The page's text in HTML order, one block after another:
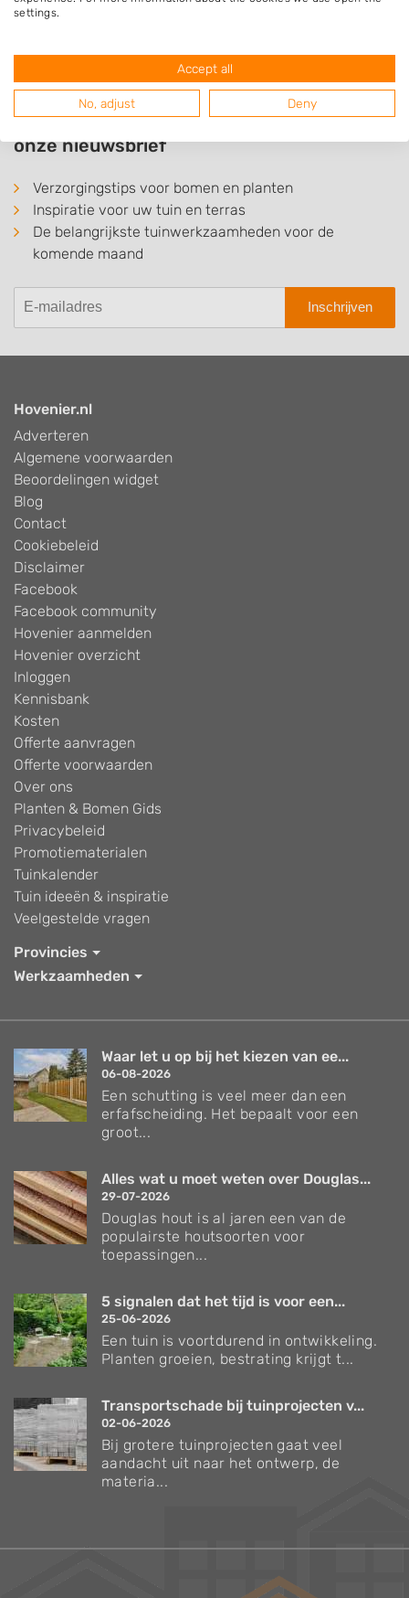
onze nieuwsbrief
Verzorgingstips voor bomen en planten
Inspiratie voor uw tuin en terras
De belangrijkste tuinwerkzaamheden voor de
komende maand
Inschrijven
Hovenier.nl
Adverteren
Algemene voorwaarden
Beoordelingen widget
Blog
Contact
Cookiebeleid
Disclaimer
Facebook
Facebook community
Hovenier aanmelden
Hovenier overzicht
Inloggen
Kennisbank
Kosten
Offerte aanvragen
Offerte voorwaarden
Over ons
Planten & Bomen Gids
Privacybeleid
Promotiematerialen
Tuinkalender
Tuin ideeën & inspiratie
Veelgestelde vragen
Provincies
Werkzaamheden
Waar let u op bij het kiezen van ee...
06-08-2026
Een schutting is veel meer dan een
erfafscheiding. Het bepaalt voor een
groot...
Alles wat u moet weten over Douglas...
29-07-2026
Douglas hout is al jaren een van de
populairste houtsoorten voor
toepassingen...
5 signalen dat het tijd is voor een...
25-06-2026
Een tuin is voortdurend in ontwikkeling.
Planten groeien, bestrating krijgt t...
Transportschade bij tuinprojecten v...
02-06-2026
Bij grotere tuinprojecten gaat veel
aandacht uit naar het ontwerp, de
materia...
Inspiratie voor uw tuin en terras
settings.
Accept all
No, adjust Deny